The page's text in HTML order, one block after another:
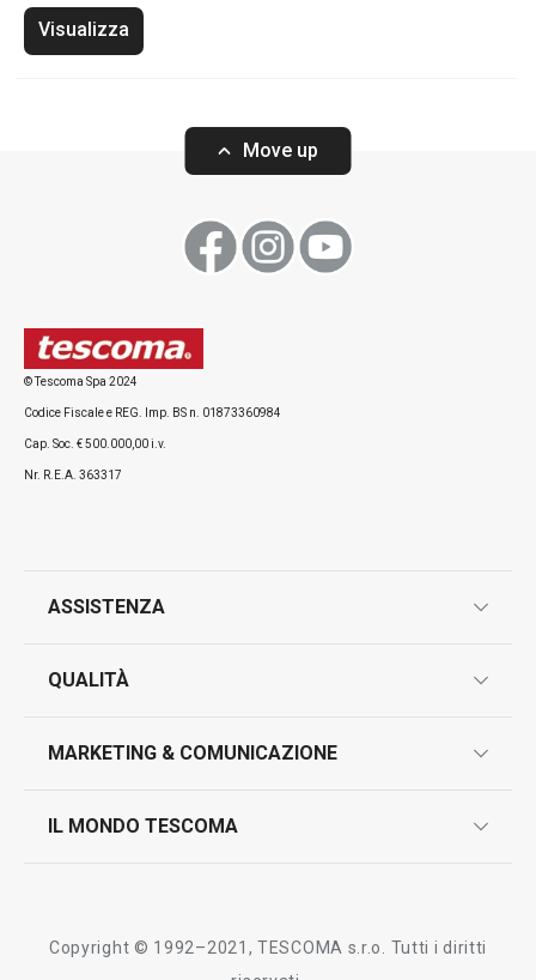
Visualizza
Move up
© Tescoma Spa 2024
Codice Fiscale e REG. Imp. BS n. 01873360984
Cap. Soc. € 500.000,00 i.v.
Nr. R.E.A. 363317
ASSISTENZA
contatti
QUALITÀ
test sui prodotti
MARKETING & COMUNICAZIONE
IL MONDO TESCOMA
Copyright © 1992–2021, TESCOMA s.r.o. Tutti i diritti